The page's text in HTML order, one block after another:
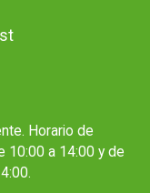
Horario de
10:00 a 14:00 y de